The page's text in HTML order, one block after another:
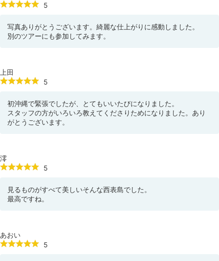
5
写真ありがとうございます。綺麗な仕上がりに感動しました。
別のツアーにも参加してみます。
上田
5
初沖縄で緊張でしたが、とてもいいたびになりました。
スタッフの方がいろいろ教えてくださりためになりました。あり
がとうございます。
澪
5
見るものがすべて美しいそんな西表島でした。
最高ですね。
あおい
5